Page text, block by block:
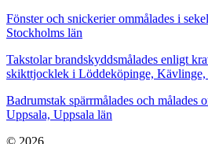
Fönster och snickerier ommålades i
Stockholms län
Takstolar brandskyddsmålades enligt
skikttjocklek i Löddeköpinge, Kävlinge,
Badrumstak spärrmålades och målades
Uppsala, Uppsala län